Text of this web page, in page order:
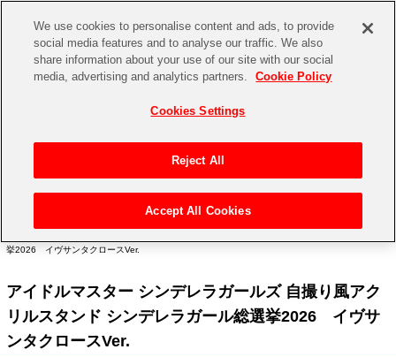
CHANNEL STORE EVENT
ASOBI STORE TOP
ゲーム 電子書籍
CD / Blu-ray
アイドルマスターシリーズ
アイドルマスター
アイドルマスター シャイニーカラーズ
イベントグッズ
トイ・ホビー
アイドルマスター シリーズ>アイドルマスター シンデレラガール
挙2026 イヴサンタクロースVer.
アイドルマスター シンデレラガールズ 自撮り風アク
リルスタンド シンデレラガール総選挙2026 イヴサ
ンタクロースVer.
We use cookies to personalise content and ads, to provide
social media features and to analyse our traffic. We also
share information about your use of our site with our social
media, advertising and analytics partners.
Cookie Policy
Cookies Settings
Reject All
Accept All Cookies